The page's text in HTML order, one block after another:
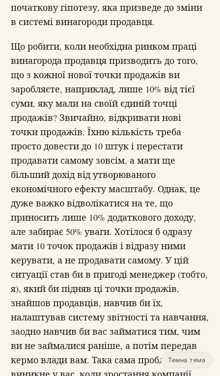
початкову гіпотезу, яка призведе до зміни
в системі винагороди продавця.
Що робити, коли необхідна ринком праці
винагорода продавця призводить до того,
що з кожної нової точки продажів ви
заробляєте, наприклад, лише 10% від тієї
суми, яку мали на своїй єдиній точці
продажів? Звичайно, відкривати нові
точки продажів. Їхню кількість треба
просто довести до 10 штук і перестати
продавати самому зовсім, а мати ще
більший дохід від утворюваного
економічного ефекту масштабу. Однак, це
дуже важко відволікатися на те, що
приносить лише 10% додаткового доходу,
але забирає 50% уваги. Хотілося б одразу
мати 10 точок продажів і відразу ними
керувати, а не продавати самому. У цій
ситуації став би в пригоді менеджер (тобто,
я), який би підняв ці точки продажів,
знайшов продавців, навчив би їх,
налаштував систему звітності та навчання,
заодно навчив би вас займатися тим, чим
ви не займалися раніше, а потім передав
кермо влади вам. Така сама проблемаТемна тема